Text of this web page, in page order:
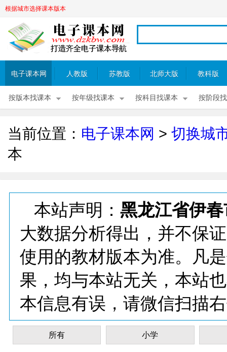
根据城市选择课本版本
电子课本网 人教版 苏教版 北师大版 教科版
按版本找课本 按年级找课本 按科目找课本 按阶段
当前位置： 电子课本网 > 切换城
本
本站声明： 黑龙江省伊
大数据分析得出，并不保
使用的教材版本为准。凡
果，均与本站无关，本站
本信息有误，请微信扫描
所有 小学